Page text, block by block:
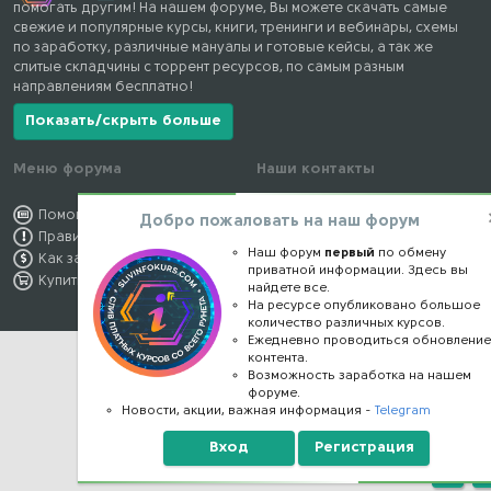
помогать другим! На нашем форуме, Вы можете скачать самые
свежие и популярные курсы, книги, тренинги и вебинары, схемы
по заработку, различные мануалы и готовые кейсы, а так же
слитые складчины с торрент ресурсов, по самым разным
направлениям бесплатно!
Показать/скрыть больше
Меню форума
Помощь по форуму
Правила форума
Как заработать
Купить премиум
Наши контакты
kursstore@mail.ru
Конфиденциальность
Правообладателям
Верх
Добро пожаловать на наш форум
Наш форум первый по обмену
приватной информации. Здесь вы
найдете все.
На ресурсе опубликовано большое
количество различных курсов.
Ежедневно проводиться обновление
контента.
Возможность заработка на нашем
форуме.
Новости, акции, важная информация -Telegram
Вход Регистрация